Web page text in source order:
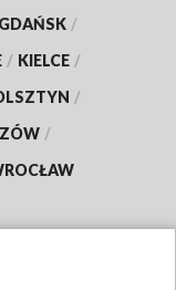
GDAŃSK /
/ KIELCE /
/
/